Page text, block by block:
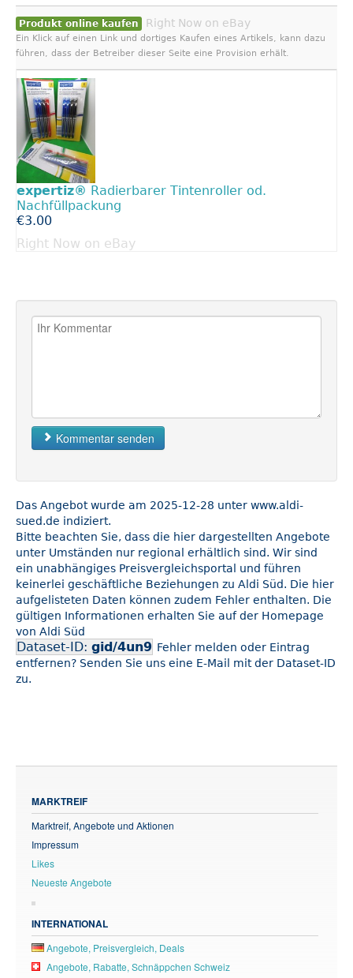
Produkt online kaufen Right Now on eBay
Ein Klick auf einen Link und dortiges Kaufen eines Artikels, kann dazu
führen, dass der Betreiber dieser Seite eine Provision erhält.
expertiz® Radierbarer Tintenroller od.
Nachfüllpackung
€3.00
Right Now on eBay
Kommentar senden
Das Angebot wurde am 2025-12-28 unter www.aldi-
sued.de indiziert.
Bitte beachten Sie, dass die hier dargestellten Angebote
unter Umständen nur regional erhältlich sind. Wir sind
ein unabhängiges Preisvergleichsportal und führen
keinerlei geschäftliche Beziehungen zu Aldi Süd. Die hier
aufgelisteten Daten können zudem Fehler enthalten. Die
gültigen Informationen erhalten Sie auf der Homepage
von Aldi Süd
Dataset-ID: gid/4un9 Fehler melden oder Eintrag
entfernen? Senden Sie uns eine E-Mail mit der Dataset-ID
zu.
MARKTREIF
Marktreif, Angebote und Aktionen
Impressum
Likes
Neueste Angebote
INTERNATIONAL
Angebote, Preisvergleich, Deals
Angebote, Rabatte, Schnäppchen Schweiz